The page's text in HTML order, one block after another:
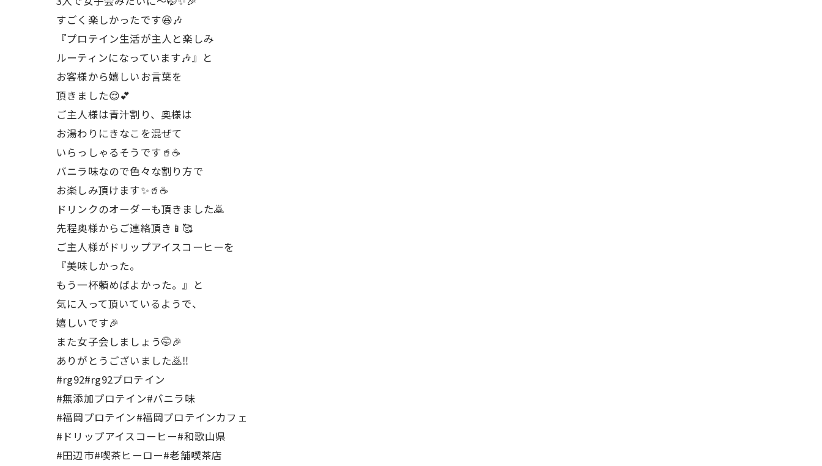
すごく楽しかったです😆🎶
『プロテイン生活が主人と楽しみ
ルーティンになっています🎶』と
お客様から嬉しいお言葉を
頂きました😌💕
ご主人様は青汁割り、奥様は
お湯わりにきなこを混ぜて
いらっしゃるそうです🥤☕️
バニラ味なので色々な割り方で
お楽しみ頂けます✨🥤☕️
ドリンクのオーダーも頂きました🙇
先程奥様からご連絡頂き📱🥰
ご主人様がドリップアイスコーヒーを
『美味しかった。
もう一杯頼めばよかった。』と
気に入って頂いているようで、
嬉しいです🎉
また女子会しましょう🤭🎉
ありがとうございました🙇‼️
#rg92#rg92プロテイン
#無添加プロテイン#バニラ味
#福岡プロテイン#福岡プロテインカフェ
#ドリップアイスコーヒー#和歌山県
#田辺市#喫茶ヒーロー#老舗喫茶店